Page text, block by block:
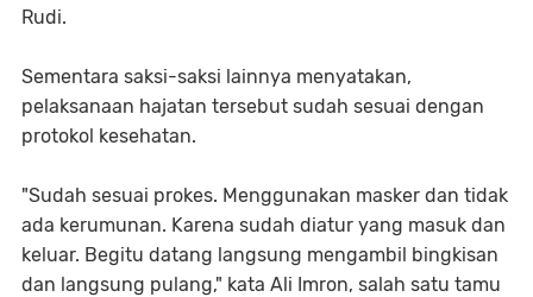
Rudi.
Sementara saksi-saksi lainnya menyatakan,
pelaksanaan hajatan tersebut sudah sesuai dengan
protokol kesehatan.
"Sudah sesuai prokes. Menggunakan masker dan tidak
ada kerumunan. Karena sudah diatur yang masuk dan
keluar. Begitu datang langsung mengambil bingkisan
dan langsung pulang," kata Ali Imron, salah satu tamu